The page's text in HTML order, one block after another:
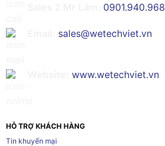
0901.940.968
sales@wetechviet.vn
www.wetechviet.vn
HỖ TRỢ KHÁCH HÀNG
Tin khuyến mại